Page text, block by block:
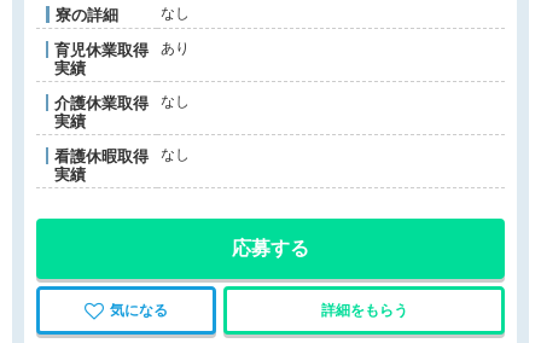
寮の詳細 なし
育児休業取得
実績
あり
介護休業取得
実績
なし
看護休暇取得
実績
なし
応募する
気になる 詳細をもらう